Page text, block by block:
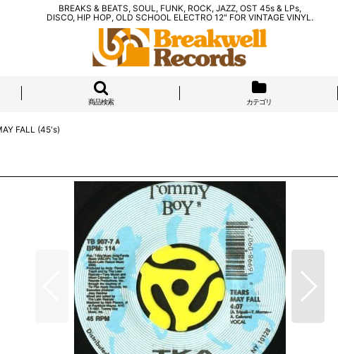
BREAKS & BEATS, SOUL, FUNK, ROCK, JAZZ, OST 45s & LPs,
DISCO, HIP HOP, OLD SCHOOL ELECTRO 12" FOR VINTAGE VINYL.
商品検索 カテゴリ
FALL (45's)